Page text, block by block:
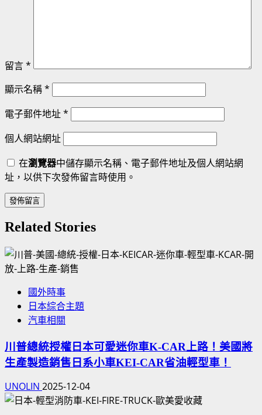
留言*
顯示名稱*
電子郵件地址*
個人網站網址
在瀏覽器中儲存顯示名稱、電子郵件地址及個人網站網
址，以供下次發佈留言時使用。
Related Stories
國外時事
日本綜合主題
汽車相關
川普總統授權日本可愛迷你車K-CAR上路！美國將
生產製造銷售日系小車KEI-CAR省油輕型車！
UNOLIN 2025-12-04